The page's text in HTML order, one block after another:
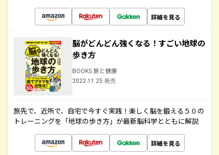
詳細を見る
脳がどんどん強くなる！すごい地球の
歩き方
BOOKS 旅と健康
2022.11.25 発売
旅先で、近所で、自宅で今すぐ実践！楽しく脳を鍛える５０の
トレーニングを「地球の歩き方」が最新脳科学とともに解説
詳細を見る